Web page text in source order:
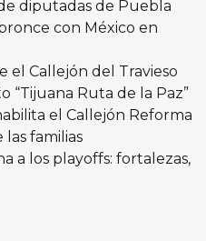
diputadas de Puebla
con México en
el Callejón del Travieso
Ruta de la Paz”
el Callejón Reforma
familias
a los playoffs: fortalezas,